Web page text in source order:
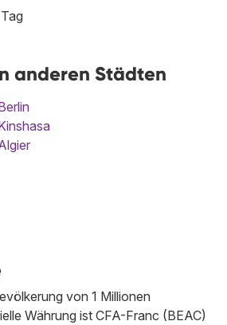
anderen Städten
von 1 Millionen
Währung ist CFA-Franc (BEAC)